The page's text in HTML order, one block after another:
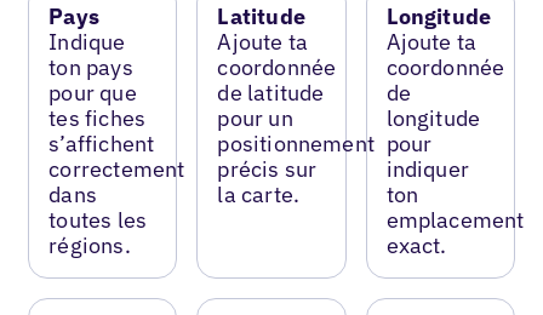
Pays
Indique
ton pays
pour que
tes fiches
s’affichent
correctement
dans
toutes les
régions.
Latitude
Ajoute ta
coordonnée
de latitude
pour un
positionnement
précis sur
la carte.
Longitude
Ajoute ta
coordonnée
de
longitude
pour
indiquer
ton
emplacement
exact.